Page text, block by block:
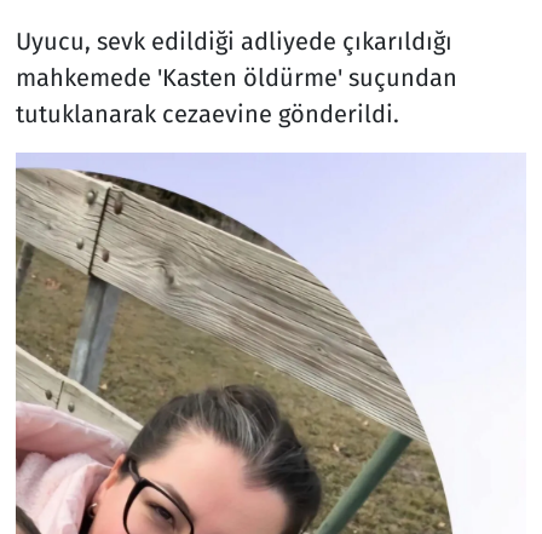
Uyucu, sevk edildiği adliyede çıkarıldığı
mahkemede 'Kasten öldürme' suçundan
tutuklanarak cezaevine gönderildi.